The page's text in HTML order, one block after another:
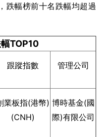
跌幅榜前十名跌幅均超過
TOP10
跟蹤指數 管理公司
業板指(港幣)
(CNH)
博時基金(國
際)有限公司